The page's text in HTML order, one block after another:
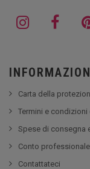
Carta della
Termini e condizioni
Spese di consegna
Conto professionale
Contattateci